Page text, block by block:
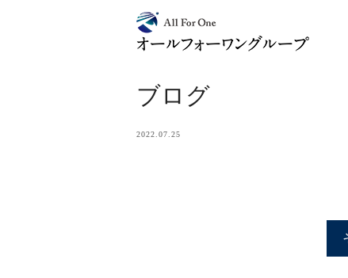
ブログ
2022.07.25